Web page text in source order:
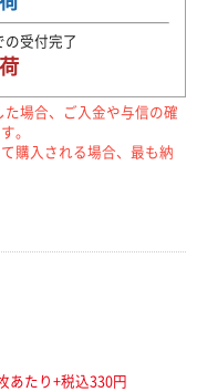
の受付完了
場合、ご入金や与信の確
。
購入される場合、最も納
あたり+税込330円